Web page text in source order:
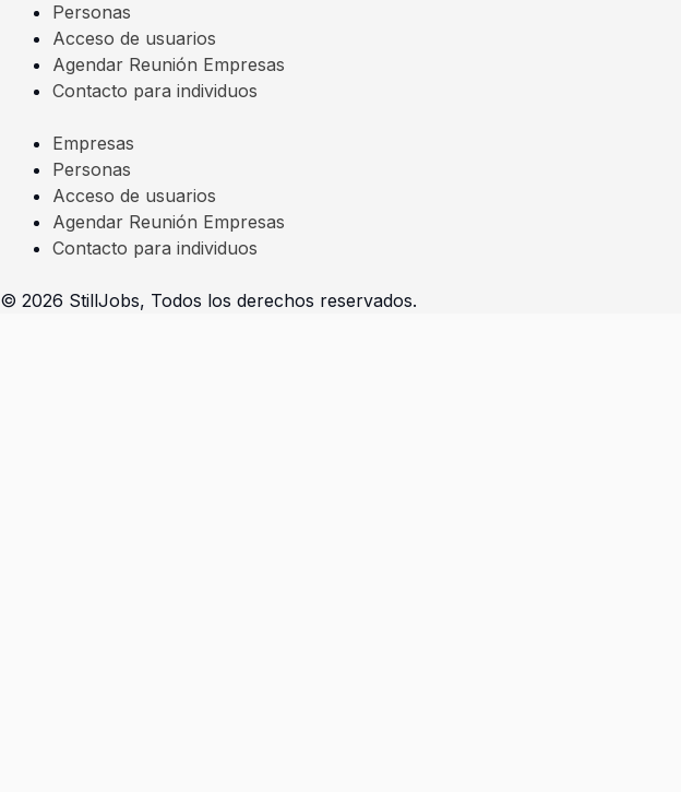
Personas
Acceso de usuarios
Agendar Reunión Empresas
Contacto para individuos
Empresas
Personas
Acceso de usuarios
Agendar Reunión Empresas
Contacto para individuos
© 2026 StillJobs, Todos los derechos reservados.